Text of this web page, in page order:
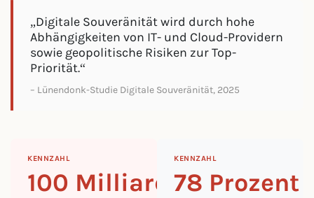
„Digitale Souveränität wird durch hohe
Abhängigkeiten von IT- und Cloud-Providern
sowie geopolitische Risiken zur Top-
Priorität.“
– Lünendonk-Studie Digitale Souveränität, 2025
KENNZAHL
100 Milliarden Euro
KENNZAHL
78 Prozent